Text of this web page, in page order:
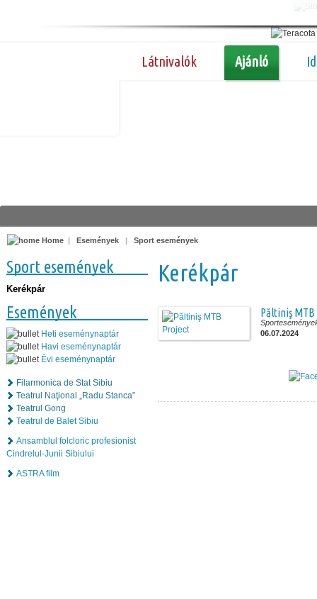
Látnivalók Ajánló
Home | Események | Sport események
Sport események
Kerékpár
Események
Heti eseménynaptár
Havi eseménynaptár
Évi eseménynaptár
Filarmonica de Stat Sibiu
Teatrul Naţional „Radu Stanca”
Teatrul Gong
Teatrul de Balet Sibiu
Ansamblul folcloric profesionist
Cindrelul-Junii Sibiului
ASTRA film
Kerékpár
Păltiniş
06.07.2024